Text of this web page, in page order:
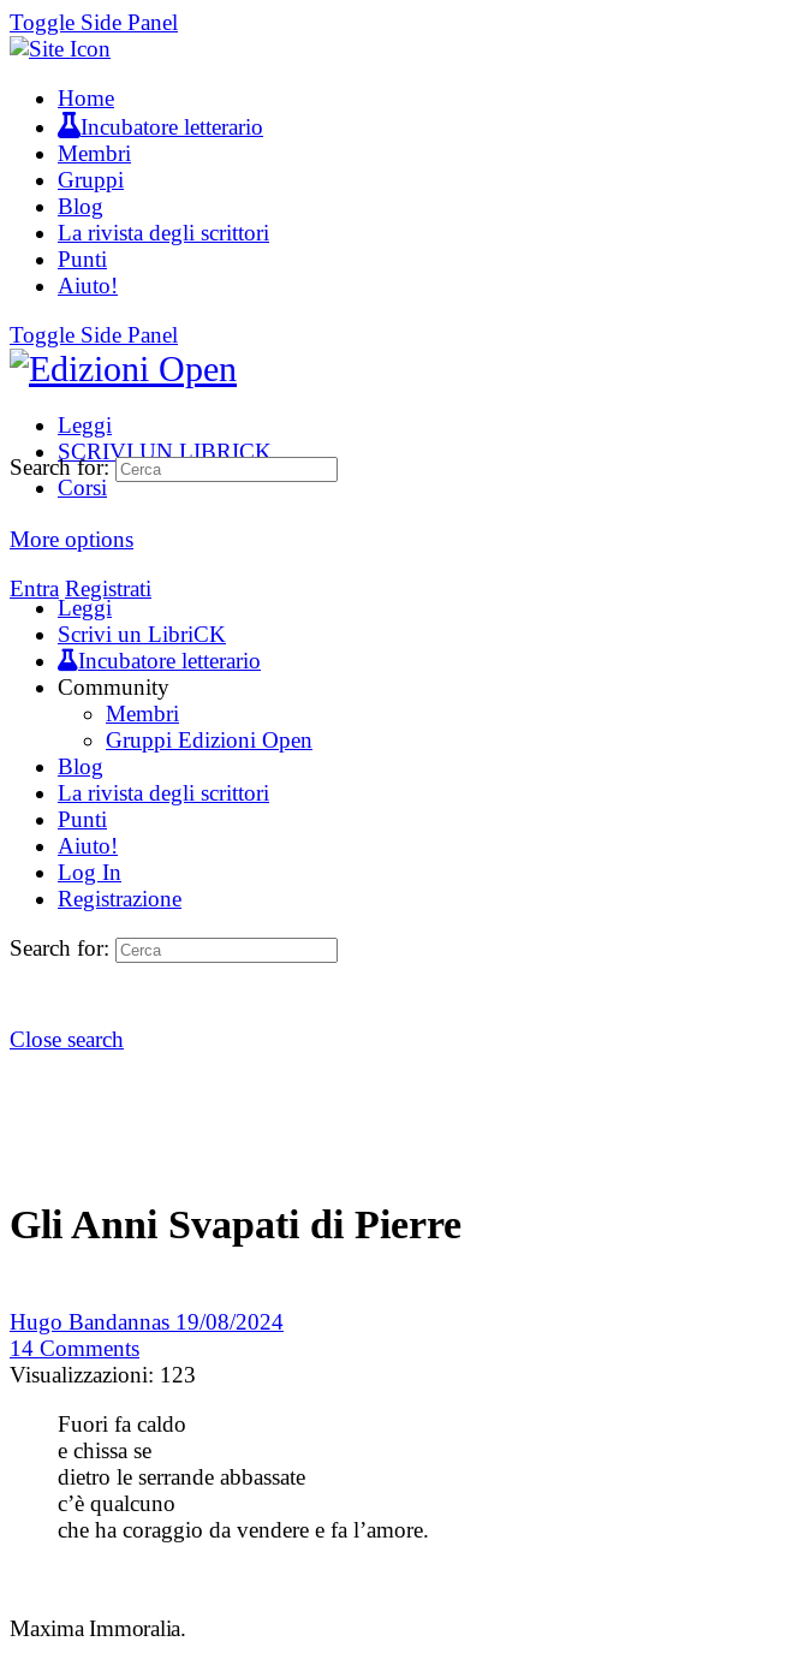
Toggle Side Panel
Home
Incubatore letterario
Membri
Gruppi
Blog
La rivista degli scrittori
Punti
Aiuto!
Toggle Side Panel
Leggi
SCRIVI UN LIBRICK
Corsi
More options
Entra Registrati
Search for:
Leggi
Scrivi un LibriCK
Incubatore letterario
Community
Membri
Gruppi Edizioni Open
Blog
La rivista degli scrittori
Punti
Aiuto!
Log In
Registrazione
Search for:
Close search
Gli Anni Svapati di Pierre
Hugo Bandannas 19/08/2024
14 Comments
Visualizzazioni: 123
Fuori fa caldo
e chissa se
dietro le serrande abbassate
c’è qualcuno
che ha coraggio da vendere e fa l’amore.
Maxima Immoralia.